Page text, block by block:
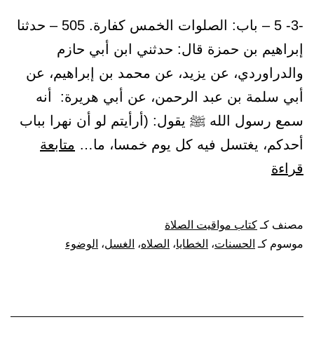
-3- 5 – باب: الصلوات الخمس كفارة. 505 – حدثنا
إبراهيم بن حمزة قال: حدثني ابن أبي حازم
والدراوردي، عن يزيد، عن محمد بن إبراهيم، عن
أبي سلمة بن عبد الرحمن، عن أبي هريرة: أنه
سمع رسول الله ﷺ يقول: (أرأيتم لو أن نهرا بباب
أحدكم، يغتسل فيه كل يوم خمسا، ما… متابعة
قراءة
كفارة
مصنف كـ كتاب مواقيت الصلاة
موسوم كـ الحسنات، الخطايا، الصلاه، الغسل، الوضوء